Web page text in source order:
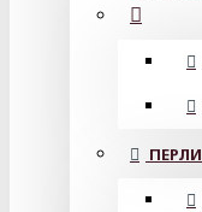
ПЕРЛИ